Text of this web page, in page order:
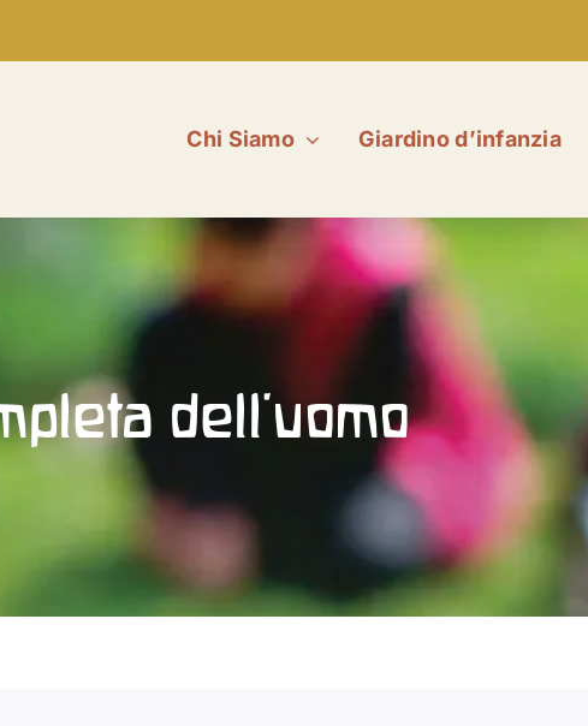
Chi Siamo Giardino d’infanzia
dell’uomo